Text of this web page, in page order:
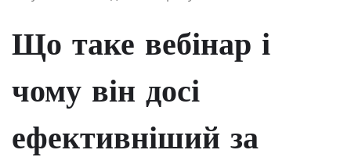
Що таке вебінар і
чому він досі
ефективніший за